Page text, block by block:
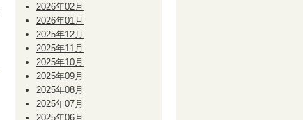
2026年02月
2026年01月
2025年12月
2025年11月
2025年10月
2025年09月
2025年08月
2025年07月
2025年06月